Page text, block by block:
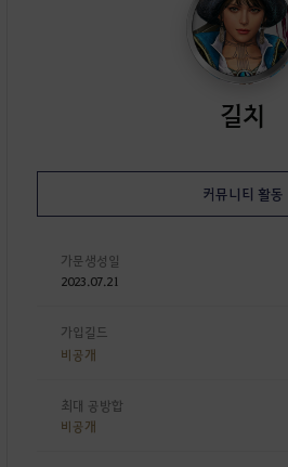
길치
커뮤니티 활동
가문생성일
2023.07.21
가입길드
비공개
최대 공방합
비공개